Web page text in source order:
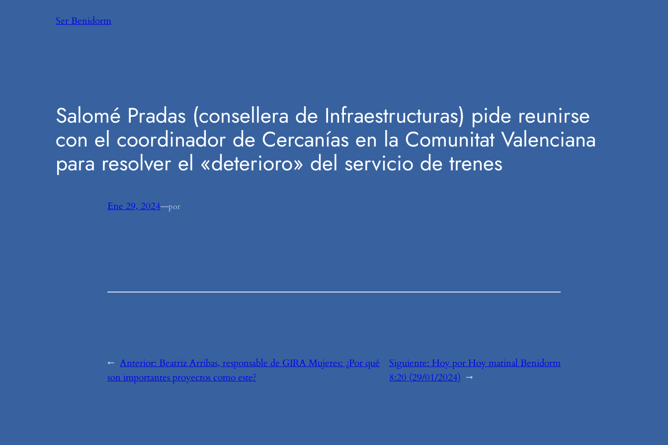
Ser Benidorm
Salomé Pradas (consellera de Infraestructuras) pide reunirse
con el coordinador de Cercanías en la Comunitat Valenciana
para resolver el «deterioro» del servicio de trenes
Ene 29, 2024—por
← Anterior: Beatriz Arribas, responsable de GIRA Mujeres: ¿Por qué
son importantes proyectos como este?
Siguiente: Hoy por Hoy matinal Benidorm
8:20 (29/01/2024) →